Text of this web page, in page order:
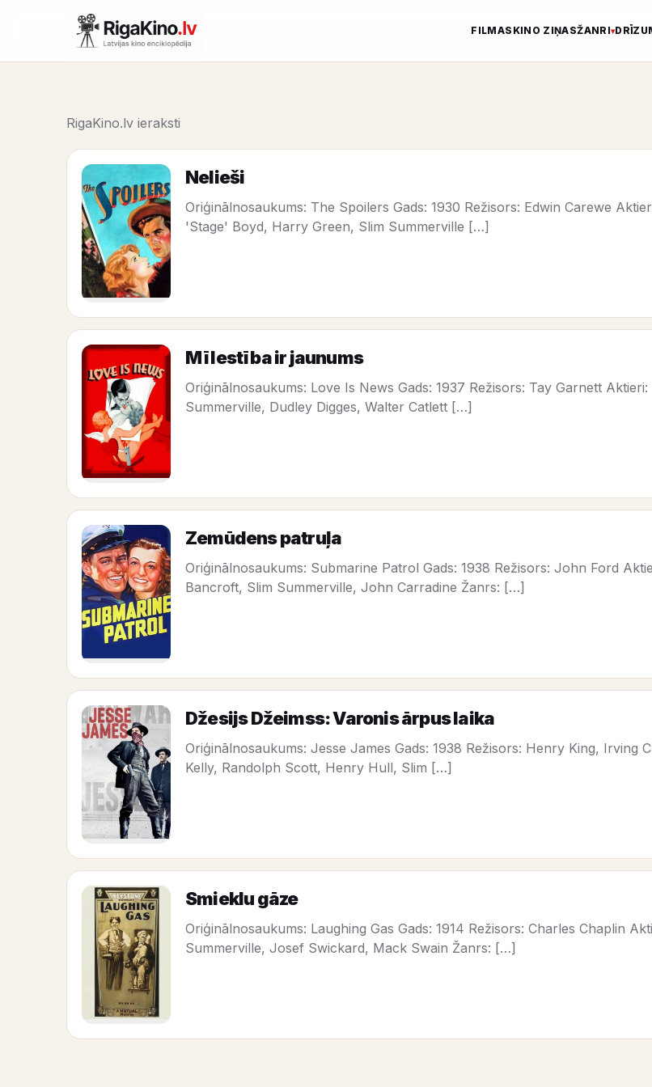
FILMAS KINO ZIŅASŽANRI
RigaKino.lv ieraksti
Nelieši
Oriģinālnosaukums: The Spoilers Gads: 1930 Režisors: Edwin Carewe
'Stage' Boyd, Harry Green, Slim Summerville […]
Mīlestība ir jaunums
Oriģinālnosaukums: Love Is News Gads: 1937 Režisors: Tay Garnett
Summerville, Dudley Digges, Walter Catlett […]
Zemūdens patruļa
Oriģinālnosaukums: Submarine Patrol Gads: 1938 Režisors: John Ford
Bancroft, Slim Summerville, John Carradine Žanrs: […]
Džesijs Džeimss: Varonis ārpus laika
Oriģinālnosaukums: Jesse James Gads: 1938 Režisors: Henry King,
Kelly, Randolph Scott, Henry Hull, Slim […]
Smieklu gāze
Oriģinālnosaukums: Laughing Gas Gads: 1914 Režisors: Charles Chaplin
Summerville, Josef Swickard, Mack Swain Žanrs: […]